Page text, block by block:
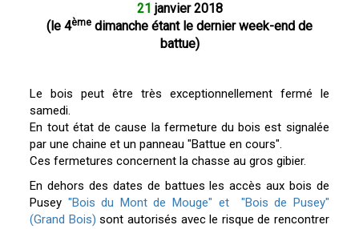
21 janvier 2018
(le 4ème dimanche étant le dernier week-end de
battue)
Le bois peut être très exceptionnellement fermé le
samedi.
En tout état de cause la fermeture du bois est signalée
par une chaine et un panneau "Battue en cours".
Ces fermetures concernent la chasse au gros gibier.
En dehors des dates de battues les accès aux bois de
Pusey "Bois du Mont de Mouge" et "Bois de Pusey"
(Grand Bois) sont autorisés avec le risque de rencontrer